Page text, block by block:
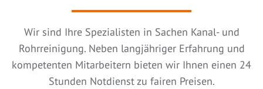
Wir sind Ihre Spezialisten in Sachen Kanal- und
Rohrreinigung. Neben langjähriger Erfahrung und
kompetenten Mitarbeitern bieten wir Ihnen einen 24
Stunden Notdienst zu fairen Preisen.